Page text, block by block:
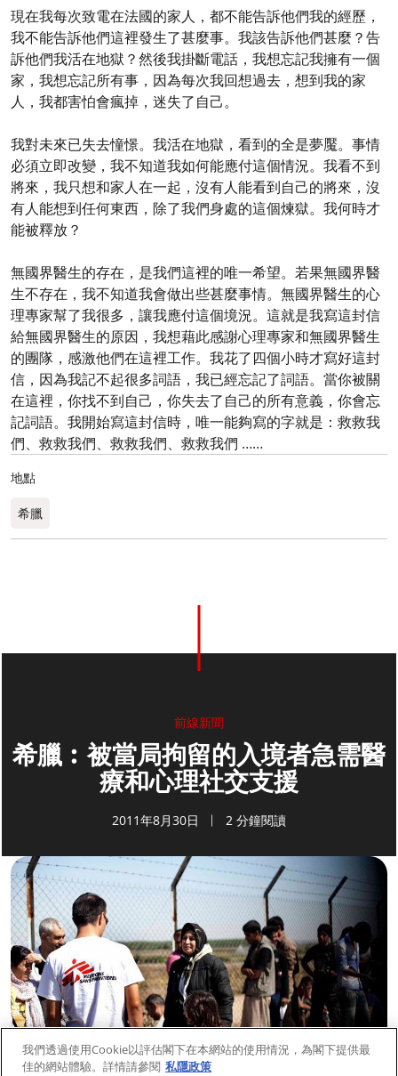
現在我每次致電在法國的家人，都不能告訴他們我的經歷，
我不能告訴他們這裡發生了甚麼事。我該告訴他們甚麼？告
訴他們我活在地獄？然後我掛斷電話，我想忘記我擁有一個
家，我想忘記所有事，因為每次我回想過去，想到我的家
人，我都害怕會瘋掉，迷失了自己。
我對未來已失去憧憬。我活在地獄，看到的全是夢魘。事情
必須立即改變，我不知道我如何能應付這個情況。我看不到
將來，我只想和家人在一起，沒有人能看到自己的將來，沒
有人能想到任何東西，除了我們身處的這個煉獄。我何時才
能被釋放？
無國界醫生的存在，是我們這裡的唯一希望。若果無國界醫
生不存在，我不知道我會做出些甚麼事情。無國界醫生的心
理專家幫了我很多，讓我應付這個境況。這就是我寫這封信
給無國界醫生的原因，我想藉此感謝心理專家和無國界醫生
的團隊，感激他們在這裡工作。我花了四個小時才寫好這封
信，因為我記不起很多詞語，我已經忘記了詞語。當你被關
在這裡，你找不到自己，你失去了自己的所有意義，你會忘
記詞語。我開始寫這封信時，唯一能夠寫的字就是：救救我
們、救救我們、救救我們、救救我們 ……
地點
希臘​
前線新聞
希臘︰被當局拘留的入境者急需醫
療和心理社交支援
2011年8月30日 2 分鐘閱讀
我們透過使用Cookie以評估閣下在本網站的使用情況，為閣下提供最
佳的網站體驗。詳情請參閱 私隱政策